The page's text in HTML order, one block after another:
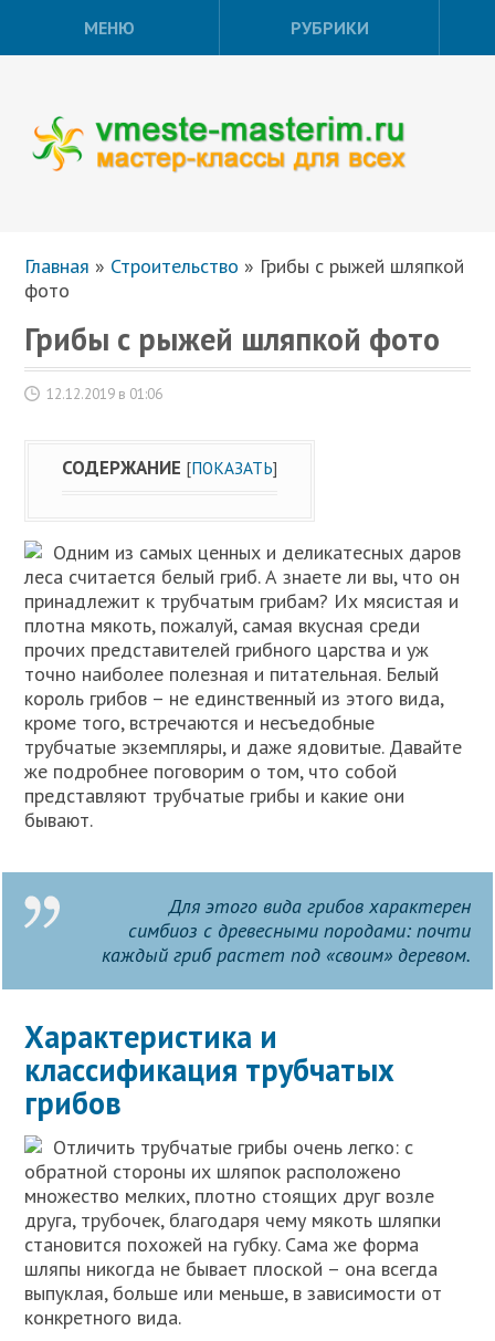
МЕНЮ РУБРИКИ
Главная » Строительство » Грибы с рыжей шляпкой
фото
Грибы с рыжей шляпкой фото
12.12.2019 в 01:06
СОДЕРЖАНИЕ [ПОКАЗАТЬ]
Одним из самых ценных и деликатесных даров
леса считается белый гриб. А знаете ли вы, что он
принадлежит к трубчатым грибам? Их мясистая и
плотна мякоть, пожалуй, самая вкусная среди
прочих представителей грибного царства и уж
точно наиболее полезная и питательная. Белый
король грибов – не единственный из этого вида,
кроме того, встречаются и несъедобные
трубчатые экземпляры, и даже ядовитые. Давайте
же подробнее поговорим о том, что собой
представляют трубчатые грибы и какие они
бывают.
Для этого вида грибов характерен
симбиоз с древесными породами: почти
каждый гриб растет под «своим» деревом.
Характеристика и
классификация трубчатых
грибов
Отличить трубчатые грибы очень легко: с
обратной стороны их шляпок расположено
множество мелких, плотно стоящих друг возле
друга, трубочек, благодаря чему мякоть шляпки
становится похожей на губку. Сама же форма
шляпы никогда не бывает плоской – она всегда
выпуклая, больше или меньше, в зависимости от
конкретного вида.